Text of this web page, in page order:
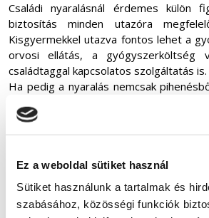
Ez a weboldal sütiket használ
Sütiket használunk a tartalmak és
szabásához, közösségi funkciók
Családi nyaralásnál érdemes külön
biztosítás minden utazóra
Kisgyermekkel utazva fontos lehet a
orvosi ellátás, a gyógyszerköltség
családtaggal kapcsolatos szolgáltatás is.
Ha pedig a nyaralás nemcsak
kerékpározás, vízi sport, búvárkodás
is szerepel a tervben, különösen
ezekre kiterjed-e a választott
szükség.
A Közel-Kelet miatt is fontos az